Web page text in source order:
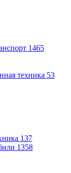
1465
техника 53
137
1358